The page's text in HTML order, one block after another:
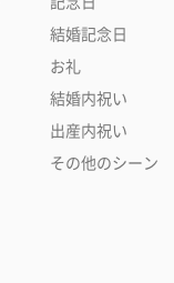
結婚記念日
お礼
結婚内祝い
出産内祝い
その他のシーン